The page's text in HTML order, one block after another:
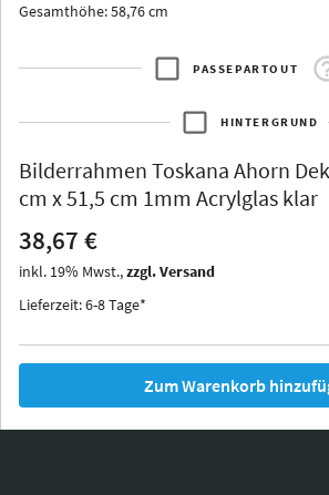
Thurgau
Iowa
Gesamthöhe: 58,76 cm
PASSEPARTOUT
HINTERGRUND
Bilderrahmen Toskana Ahorn
cm x 51,5 cm 1mm Acrylglas klar
38,67 €
inkl. 19% Mwst.,zzgl. Versand
Lieferzeit: 6-8 Tage*
Zum Warenkorb